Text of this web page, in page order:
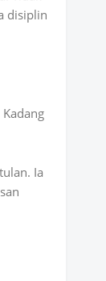
disiplin
Ia